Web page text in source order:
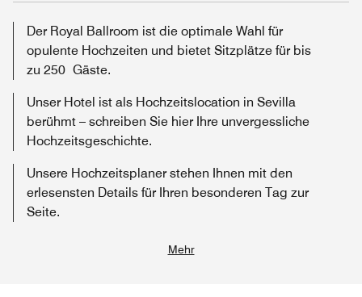
Der Royal Ballroom ist die optimale Wahl für
opulente Hochzeiten und bietet Sitzplätze für bis
zu 250 Gäste.
Unser Hotel ist als Hochzeitslocation in Sevilla
berühmt – schreiben Sie hier Ihre unvergessliche
Hochzeitsgeschichte.
Unsere Hochzeitsplaner stehen Ihnen mit den
erlesensten Details für Ihren besonderen Tag zur
Seite.
Mehr